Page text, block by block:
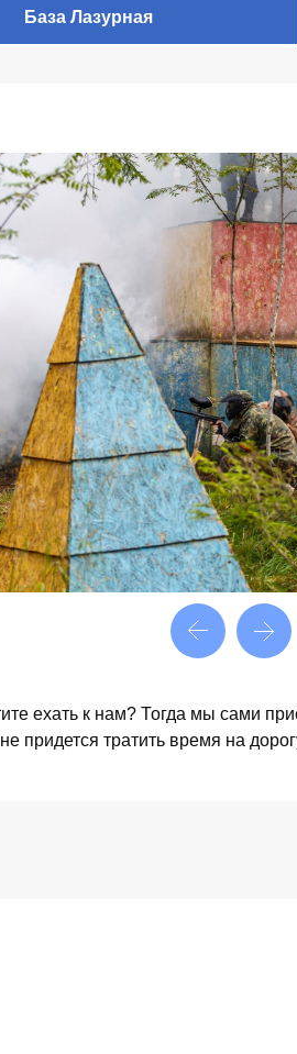
База Лазурная
ехать к нам? Тогда мы сами
придется тратить время на